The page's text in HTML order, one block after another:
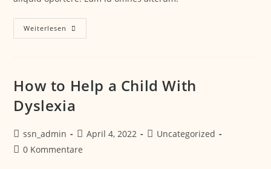
Weiterlesen
How to Help a Child With
Dyslexia
ssn_admin April 4, 2022
Uncategorized
0 Kommentare